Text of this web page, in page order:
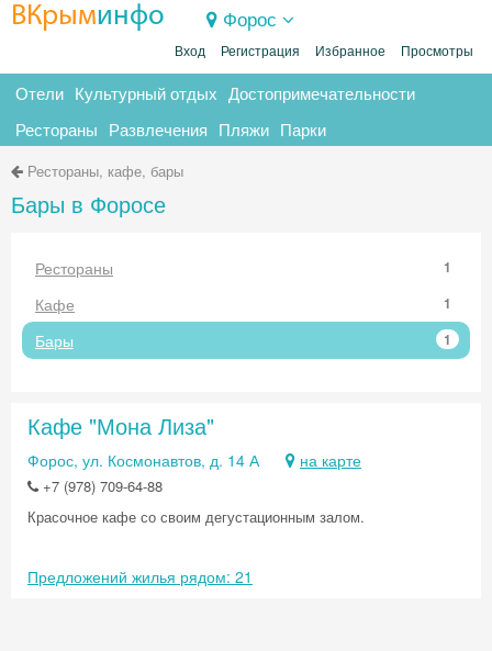
ВКрыминфо Форос
Вход Регистрация Избранное Просмотры
Отели Культурный отдых Достопримечательности
Рестораны Развлечения Пляжи Парки
Рестораны, кафе, бары
Бары в Форосе
Рестораны 1
Кафе 1
Бары 1
Кафе "Мона Лиза"
Форос, ул. Космонавтов, д. 14 А на карте
+7 (978) 709-64-88
Красочное кафе со своим дегустационным залом.
Предложений жилья рядом: 21